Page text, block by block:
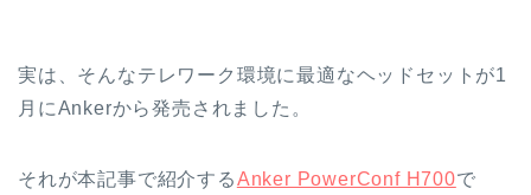
実は、そんなテレワーク環境に最適なヘッドセットが1
月にAnkerから発売されました。
それが本記事で紹介するAnker PowerConf H700で